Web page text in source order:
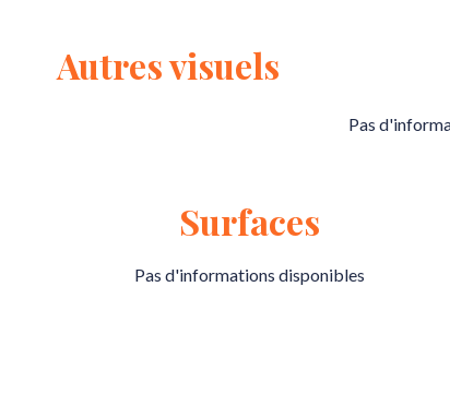
Autres visuels
Pas
Surfaces
Pas d'informations disponibles